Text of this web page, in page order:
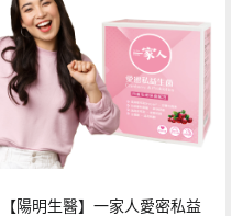
【陽明生醫】一家人愛密私益